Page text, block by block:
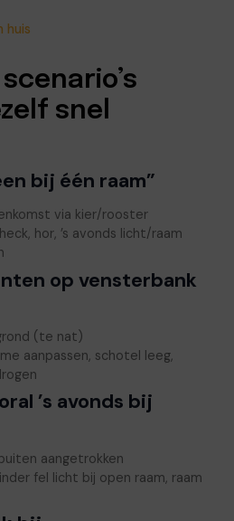
huis
snel
bij één raam”
via kier/rooster
hor, ’s avonds licht/raam
op vensterbank
(te nat)
aanpassen, schotel leeg,
’s avonds bij
aangetrokken
fel licht bij open raam, raam